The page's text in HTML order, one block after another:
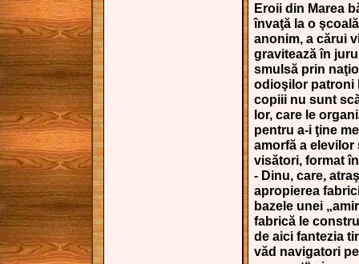
Eroii din Marea
învaţă la o
anonim, a cărui
gravitează în
smulsă prin
odioşilor patroni
copiii nu sunt
lor, care le
pentru a-i ţine
amorfă a elevilor
visători, format
- Dinu, care,
apropierea
bazele unei
fabrică le
de aici fantezia
văd navigatori